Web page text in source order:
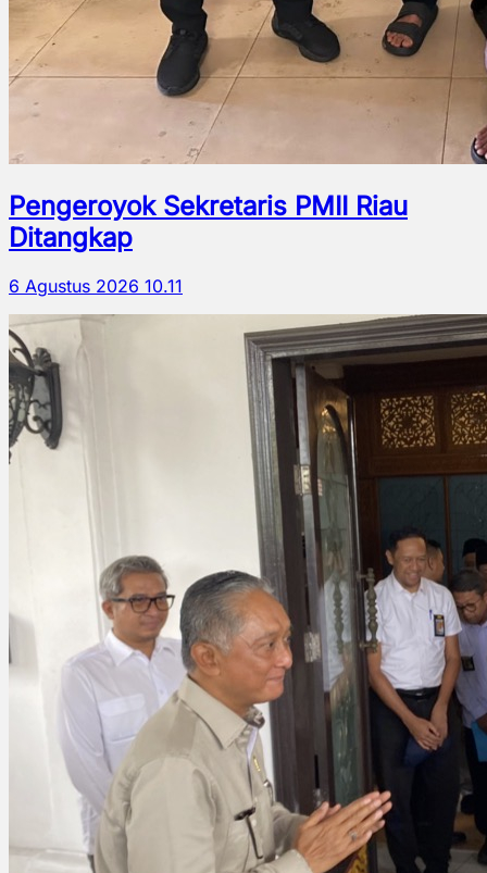
Pengeroyok Sekretaris PMII Riau
Ditangkap
6 Agustus 2026 10.11